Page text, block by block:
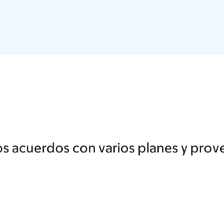
acuerdos con varios planes y